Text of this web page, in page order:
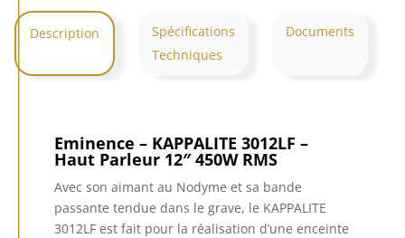
Description
Spécifications
Techniques
Documents
Eminence – KAPPALITE 3012LF –
Haut Parleur 12″ 450W RMS
Avec son aimant au Nodyme et sa bande
passante tendue dans le grave, le KAPPALITE
3012LF est fait pour la réalisation d’une enceinte